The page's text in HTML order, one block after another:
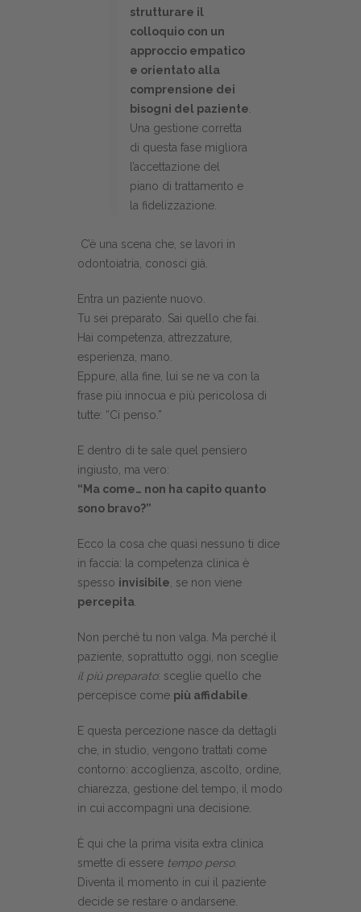
strutturare il
colloquio con un
approccio empatico
e orientato alla
comprensione dei
bisogni del paziente
Una gestione corretta
di questa fase migliora
l’accettazione del
piano di trattamento e
la fidelizzazione.
C’è una scena che, se lavori in
odontoiatria, conosci già.
Entra un paziente nuovo.
Tu sei preparato. Sai quello che fai.
Hai competenza, attrezzature,
esperienza, mano.
Eppure, alla fine, lui se ne va con la
frase più innocua e più pericolosa di
tutte: “Ci penso.”
E dentro di te sale quel pensiero
ingiusto, ma vero:
“Ma come… non ha capito quanto
sono bravo?”
Ecco la cosa che quasi nessuno ti dice
in faccia: la competenza clinica è
spesso invisibile , se non viene
percepita.
Non perché tu non valga. Ma perché il
paziente, soprattutto oggi, non sceglie
il più preparato: sceglie quello che
percepisce come più affidabile
E questa percezione nasce da dettagli
che, in studio, vengono trattati come
contorno: accoglienza, ascolto, ordine,
chiarezza, gestione del tempo, il modo
in cui accompagni una decisione.
È qui che la prima visita extra clinica
smette di essere tempo perso.
Diventa il momento in cui il paziente
decide se restare o andarsene.